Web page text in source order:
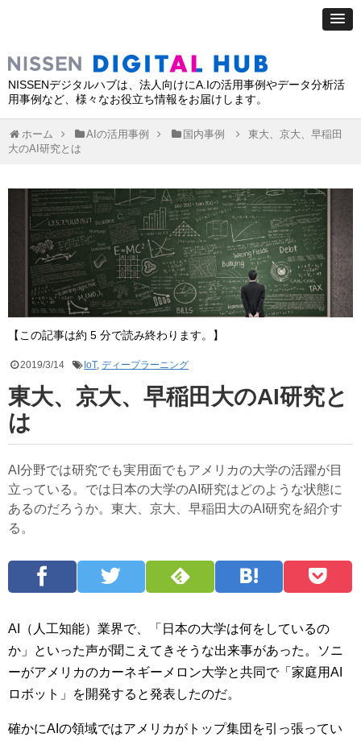
NISSENデジタルハブは、法人向けにA.Iの活用事例やデータ分析活
用事例など、様々なお役立ち情報をお届けします。
ホーム AIの活用事例 国内事例
東大、京大、早稲田
大のAI研究とは
【この記事は約 5 分で読み終わります。】
2019/3/14 IoT,ディープラーニング
東大、京大、早稲田大のAI研究と
は
AI分野では研究でも実用面でもアメリカの大学の活躍が目
立っている。では日本の大学のAI研究はどのような状態に
あるのだろうか。東大、京大、早稲田大のAI研究を紹介す
る。
AI（人工知能）業界で、「日本の大学は何をしているの
か」といった声が聞こえてきそうな出来事があった。ソニ
ーがアメリカのカーネギーメロン大学と共同で「家庭用AI
ロボット」を開発すると発表したのだ。
確かにAIの領域ではアメリカがトップ集団を引っ張ってい